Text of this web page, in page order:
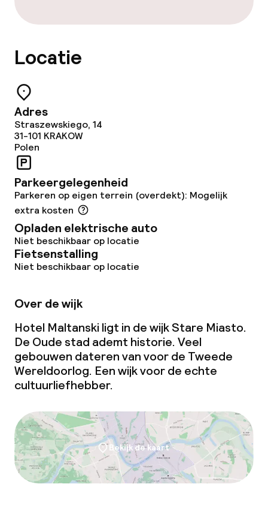
Wasservice
Zakelijke faciliteiten
Vergaderruimte
Beleid
Overal rookvrij
Locatie
Adres
Straszewskiego, 14
31-101 KRAKOW
Polen
Parkeergelegenheid
Parkeren op eigen terrein (overdekt): Mogelijk
extra kosten
Opladen elektrische auto
Niet beschikbaar op locatie
Fietsenstalling
Niet beschikbaar op locatie
Over de wijk
Hotel Maltanski ligt in de wijk Stare Miasto.
De Oude stad ademt historie. Veel
gebouwen dateren van voor de Tweede
Wereldoorlog. Een wijk voor de echte
cultuurliefhebber.
Bekijk de kaart